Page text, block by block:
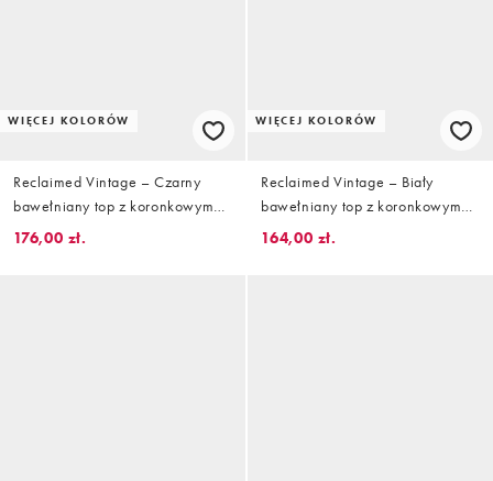
WIĘCEJ KOLORÓW
Reclaimed Vintage – Czarny
bawełniany top z koronkowym
wykończeniem
176,00 zł.
WIĘCEJ KOLORÓW
Reclaimed Vintage – Biały
bawełniany top z koronkowym
wykończeniem
164,00 zł.